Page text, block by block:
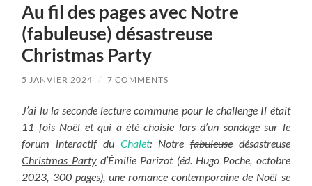
Au fil des pages avec Notre
(fabuleuse) désastreuse
Christmas Party
5 JANVIER 2024 / 7 COMMENTS
J’ai lu la seconde lecture commune pour le challenge Il était
11 fois Noël et qui a été choisie lors d’un sondage sur le
forum interactif du Chalet: Notrefabuleusedésastreuse
Christmas Partyd’Émilie Parizot (éd. Hugo Poche, octobre
2023, 300 pages), une romance contemporaine de Noël se